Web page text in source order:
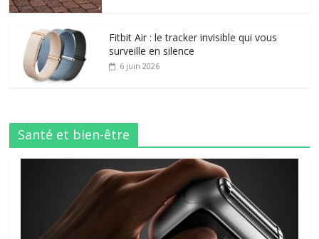
Fitbit Air : le tracker invisible qui vous
surveille en silence
6 juin 2026
Santé et bien-être